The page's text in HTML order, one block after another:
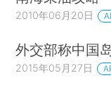
2010年06月20日
外交部称中国
2015年05月27日